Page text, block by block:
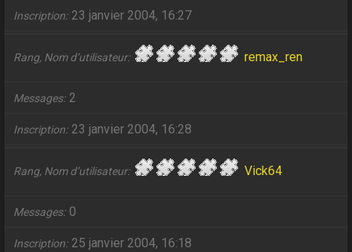
Inscription 23 janvier 2004, 16:27
Rang, Nom d’utilisateur remax_ren
Messages 2
Inscription 23 janvier 2004, 16:28
Rang, Nom d’utilisateur Vick64
Messages 0
Inscription 25 janvier 2004, 16:18